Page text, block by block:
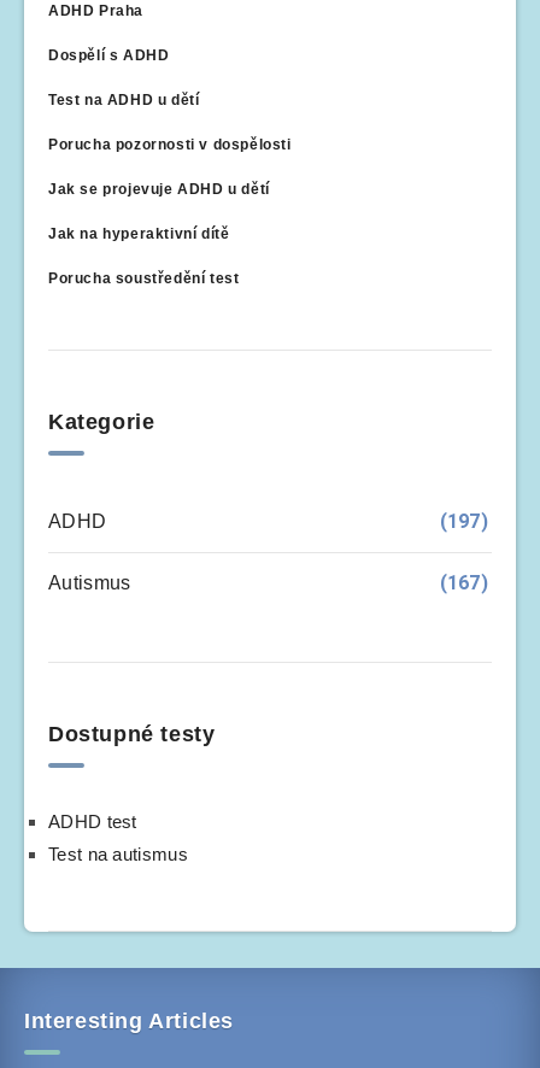
ADHD Praha
Dospělí s ADHD
Test na ADHD u dětí
Porucha pozornosti v dospělosti
Jak se projevuje ADHD u dětí
Jak na hyperaktivní dítě
Porucha soustředění test
Kategorie
ADHD (197)
Autismus (167)
Dostupné testy
ADHD test
Test na autismus
Interesting Articles